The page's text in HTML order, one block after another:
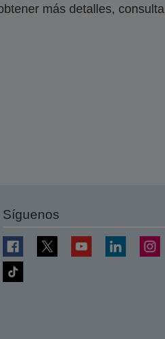
más detalles, consulta
Síguenos